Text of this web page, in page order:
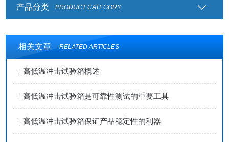
产品分类 PRODUCT CATEGORY
相关文章 RELATED ARTICLES
高低温冲击试验箱概述
高低温冲击试验箱是可靠性测试的重要工具
高低温冲击试验箱保证产品稳定性的利器